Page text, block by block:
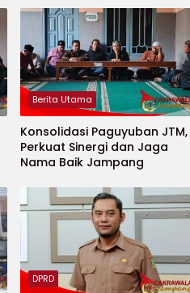
Berita Utama
Konsolidasi Paguyuban JTM,
Perkuat Sinergi dan Jaga
Nama Baik Jampang
DPRD